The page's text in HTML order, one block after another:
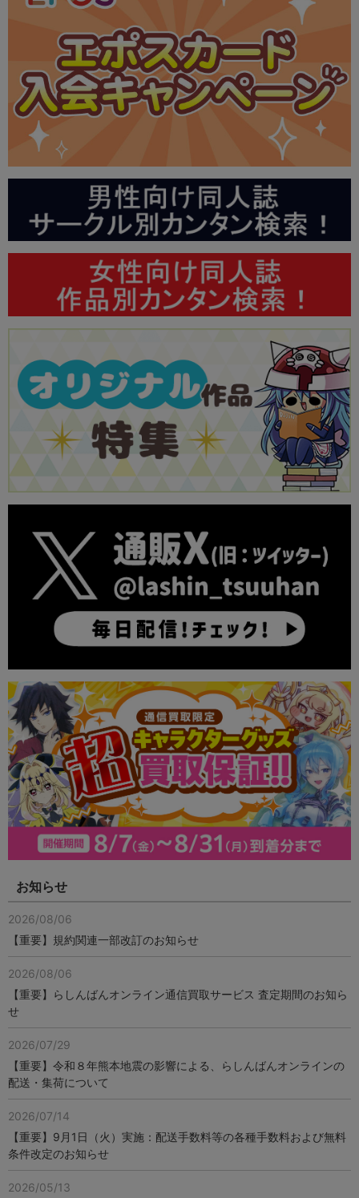
お知らせ
2026/08/06
【重要】規約関連一部改訂のお知らせ
2026/08/06
【重要】らしんばんオンライン通信買取サービス 査定期間のお知ら
せ
2026/07/29
【重要】令和８年熊本地震の影響による、らしんばんオンラインの
配送・集荷について
2026/07/14
【重要】9月1日（火）実施：配送手数料等の各種手数料および無料
条件改定のお知らせ
2026/05/13